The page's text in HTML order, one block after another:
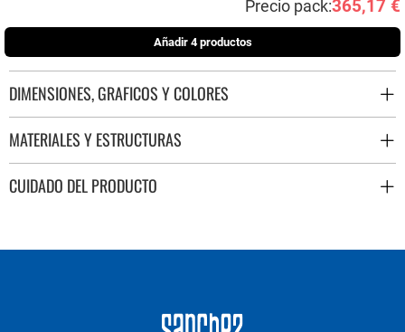
Precio pack:365,17 €
Añadir 4 productos
DIMENSIONES, GRAFICOS Y COLORES
MATERIALES Y ESTRUCTURAS
CUIDADO DEL PRODUCTO